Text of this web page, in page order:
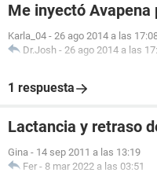
Me inyectó
Karla_04 - 26 ago 2014 a las
Dr.Josh - 26 ago 2014 a las
1 respuesta
Lactancia y retraso
Gina - 14 sep 2011 a las 13:19
Fer - 8 mar 2022 a las 03:51